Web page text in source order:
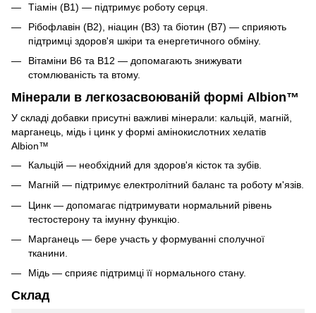
Тіамін (B1) — підтримує роботу серця.
Рібофлавін (B2), ніацин (B3) та біотин (B7) — сприяють
підтримці здоров'я шкіри та енергетичного обміну.
Вітаміни B6 та B12 — допомагають знижувати
стомлюваність та втому.
Мінерали в легкозасвоюваній формі Albion™
У складі добавки присутні важливі мінерали: кальцій, магній,
марганець, мідь і цинк у формі амінокислотних хелатів
Albion™
Кальцій — необхідний для здоров'я кісток та зубів.
Магній — підтримує електролітний баланс та роботу м'язів.
Цинк — допомагає підтримувати нормальний рівень
тестостерону та імунну функцію.
Марганець — бере участь у формуванні сполучної
тканини.
Мідь — сприяє підтримці її нормального стану.
Склад